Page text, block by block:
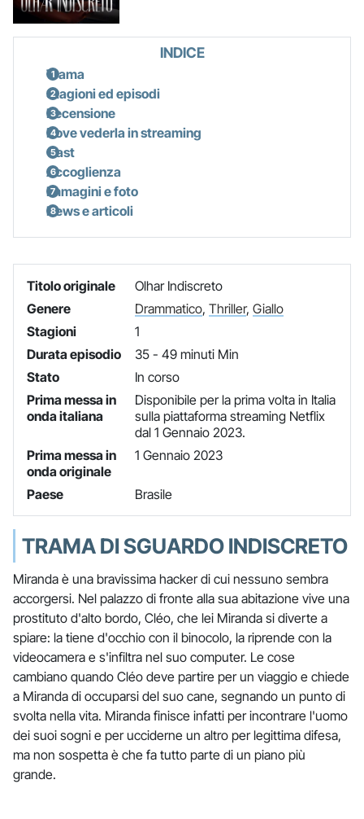
INDICE
Trama
Stagioni ed episodi
Recensione
Dove vederla in streaming
Cast
Accoglienza
Immagini e foto
News e articoli
Titolo originale
Olhar Indiscreto
Genere
Drammatico, Thriller, Giallo
Stagioni
1
Durata episodio
35 - 49 minuti Min
Stato
In corso
Prima messa in
onda italiana
Disponibile per la prima volta in Italia
sulla piattaforma streaming Netflix
dal 1 Gennaio 2023.
Prima messa in
onda originale
1 Gennaio 2023
Paese Brasile
TRAMA DI SGUARDO INDISCRETO
Miranda è una bravissima hacker di cui nessuno sembra
accorgersi. Nel palazzo di fronte alla sua abitazione vive una
prostituto d'alto bordo, Cléo, che lei Miranda si diverte a
spiare: la tiene d'occhio con il binocolo, la riprende con la
videocamera e s'infiltra nel suo computer. Le cose
cambiano quando Cléo deve partire per un viaggio e chiede
a Miranda di occuparsi del suo cane, segnando un punto di
svolta nella vita. Miranda finisce infatti per incontrare l'uomo
dei suoi sogni e per ucciderne un altro per legittima difesa,
ma non sospetta è che fa tutto parte di un piano più
grande.